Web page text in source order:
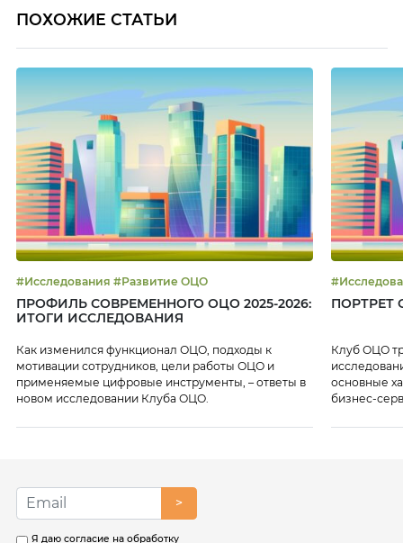
ПОХОЖИЕ СТАТЬИ
#Исследования #Развитие ОЦО
ПРОФИЛЬ СОВРЕМЕННОГО ОЦО 2025-2026:
ИТОГИ ИССЛЕДОВАНИЯ
Как изменился функционал ОЦО, подходы к
мотивации сотрудников, цели работы ОЦО и
применяемые цифровые инструменты, – ответы в
новом исследовании Клуба ОЦО.
ПОРТРЕТ
Клуб ОЦО
основные
бизнес-
>
Я даю согласие на обработку